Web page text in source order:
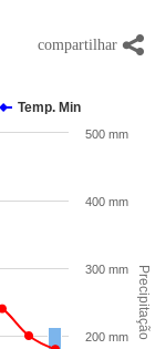
Precipitação
Temp. Min
200 mm
300 mm
400 mm
500 mm